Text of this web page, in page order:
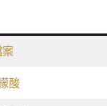
案
酸